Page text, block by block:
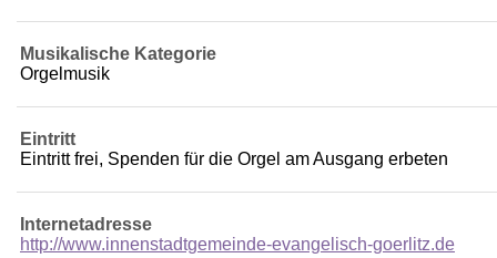
Musikalische Kategorie
Orgelmusik
Eintritt
Eintritt frei, Spenden für die Orgel am Ausgang erbeten
Internetadresse
http://www.innenstadtgemeinde-evangelisch-goerlitz.de